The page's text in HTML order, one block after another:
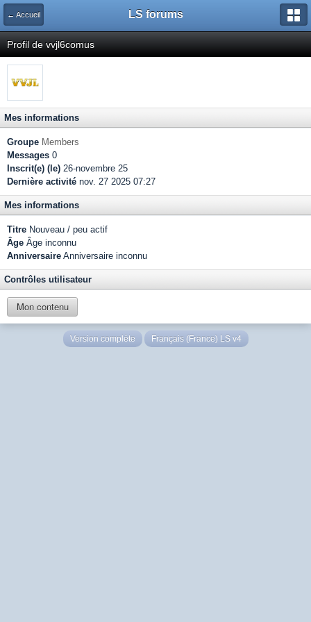
← Accueil LS forums
Profil de vvjl6comus
Mes informations
Groupe Members
Messages 0
Inscrit(e) (le) 26-novembre 25
Dernière activité nov. 27 2025 07:27
Mes informations
Titre Nouveau / peu actif
Âge Âge inconnu
Anniversaire Anniversaire inconnu
Contrôles utilisateur
Mon contenu
Version complète Français (France) LS v4